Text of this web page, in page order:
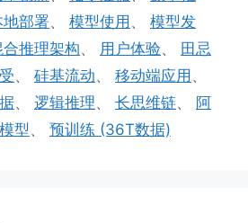
地部署、 模型使用 、 模型发
合推理架构、 用户体验、 田忌
、 硅基流动、 移动端应用 、
、 逻辑推理、 长思维链、 阿
型、 预训练 (36T数据)